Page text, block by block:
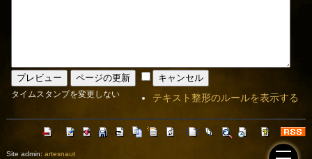
タイムスタンプを変更しない テキスト整形のルールを表示する
Site admin: artesnaut